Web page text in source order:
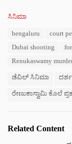
C
ಸಿನಿಮಾ
bengaluru court
Dubai shooting
Renukaswamy
ಡೆವಿಲ್ ಸಿನಿಮಾ
ರೇಣುಕಾಸ್ವಾಮಿ ಕೊಲೆ
Related Content